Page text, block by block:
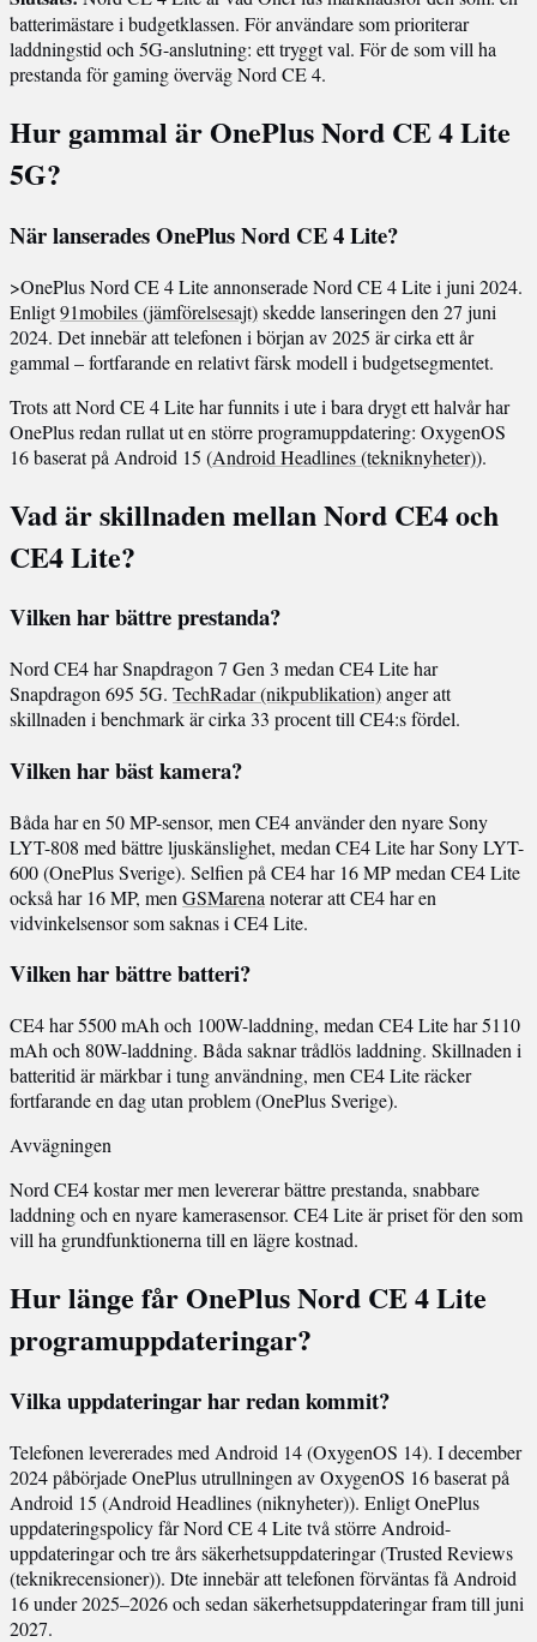
batterimästare i budgetklassen. För användare som prioriterar
laddningstid och 5G-anslutning: ett tryggt val. För de som vill ha
prestanda för gaming överväg Nord CE 4.
Hur gammal är OnePlus Nord CE 4 Lite
5G?
När lanserades OnePlus Nord CE 4 Lite?
>OnePlus Nord CE 4 Lite annonserade Nord CE 4 Lite i juni 2024.
Enligt91mobiles (jämförelsesajt)skedde lanseringen den 27 juni
2024. Det innebär att telefonen i början av 2025 är cirka ett år
gammal – fortfarande en relativt färsk modell i budgetsegmentet.
Trots att Nord CE 4 Lite har funnits i ute i bara drygt ett halvår har
OnePlus redan rullat ut en större programuppdatering: OxygenOS
16 baserat på Android 15 (Android Headlines (tekniknyheter)).
Vad är skillnaden mellan Nord CE4 och
CE4 Lite?
Vilken har bättre prestanda?
Nord CE4 har Snapdragon 7 Gen 3 medan CE4 Lite har
Snapdragon 695 5G. TechRadar (nikpublikation)anger att
skillnaden i benchmark är cirka 33 procent till CE4:s fördel.
Vilken har bäst kamera?
Båda har en 50 MP-sensor, men CE4 använder den nyare Sony
LYT-808 med bättre ljuskänslighet, medan CE4 Lite har Sony LYT-
600 (OnePlus Sverige). Selfien på CE4 har 16 MP medan CE4 Lite
också har 16 MP, men GSMarena noterar att CE4 har en
vidvinkelsensor som saknas i CE4 Lite.
Vilken har bättre batteri?
CE4 har 5500 mAh och 100W-laddning, medan CE4 Lite har 5110
mAh och 80W-laddning. Båda saknar trådlös laddning. Skillnaden i
batteritid är märkbar i tung användning, men CE4 Lite räcker
fortfarande en dag utan problem (OnePlus Sverige).
Avvägningen
Nord CE4 kostar mer men levererar bättre prestanda, snabbare
laddning och en nyare kamerasensor. CE4 Lite är priset för den som
vill ha grundfunktionerna till en lägre kostnad.
Hur länge får OnePlus Nord CE 4 Lite
programuppdateringar?
Vilka uppdateringar har redan kommit?
Telefonen levererades med Android 14 (OxygenOS 14). I december
2024 påbörjade OnePlus utrullningen av OxygenOS 16 baserat på
Android 15 (Android Headlines (niknyheter)). Enligt OnePlus
uppdateringspolicy får Nord CE 4 Lite två större Android-
uppdateringar och tre års säkerhetsuppdateringar (Trusted Reviews
(teknikrecensioner)). Dte innebär att telefonen förväntas få Android
16 under 2025–2026 och sedan säkerhetsuppdateringar fram till juni
2027.